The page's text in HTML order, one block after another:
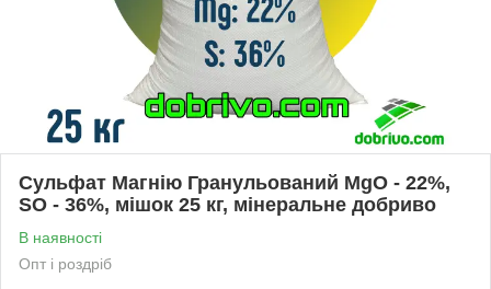
Сульфат Магнію Гранульований MgO - 22%,
SO - 36%, мішок 25 кг, мінеральне добриво
В наявності
Опт і роздріб